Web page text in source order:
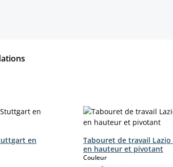
en
Tabouret de travail Lazio
en hauteur et pivotant
Couleurselect